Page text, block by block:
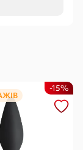
-15%